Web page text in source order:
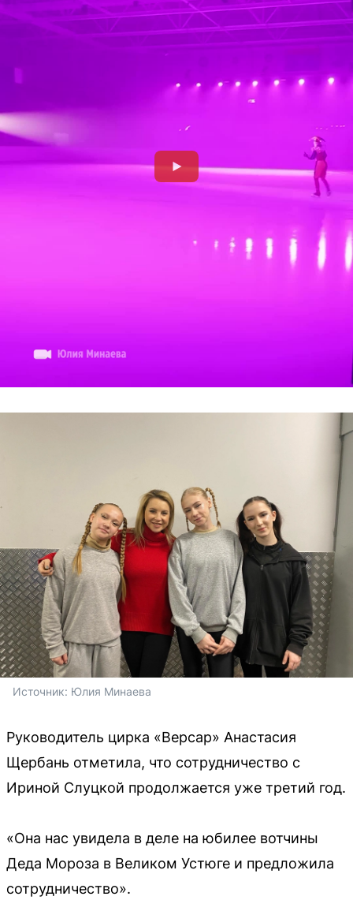
Источник: Юлия Минаева
Руководитель цирка «Версар» Анастасия
Щербань отметила, что сотрудничество с
Ириной Слуцкой продолжается уже третий год.
«Она нас увидела в деле на юбилее вотчины
Деда Мороза в Великом Устюге и предложила
сотрудничество».